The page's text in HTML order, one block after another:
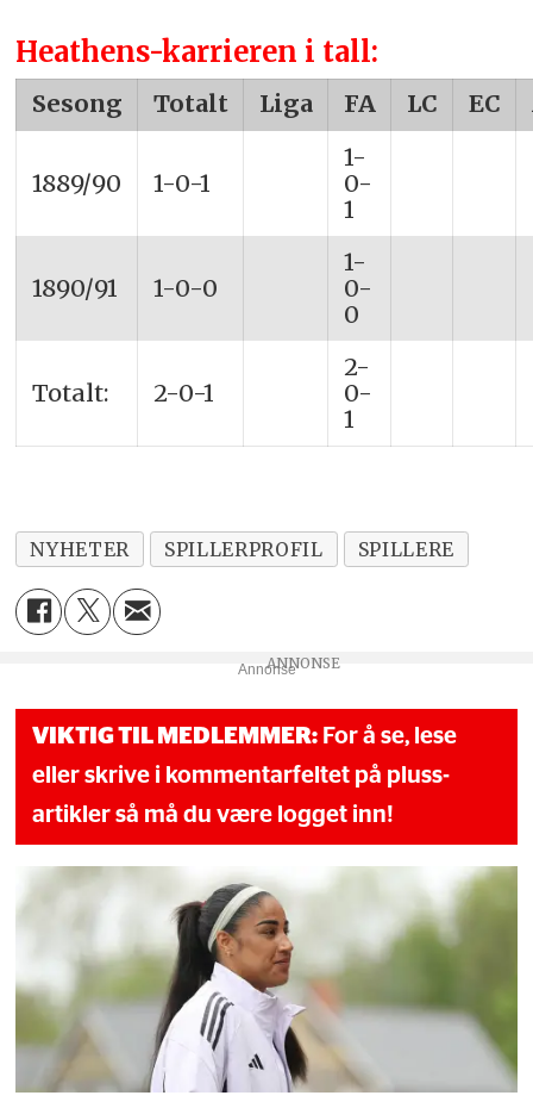
Heathens-karrieren i tall:
Sesong Totalt Liga FA LC EC
1889/90 1-0-1
1-
0-
1
1890/91 1-0-0
1-
0-
0
Totalt: 2-0-1
2-
0-
1
NYHETER SPILLERPROFIL SPILLERE
Annonse
VIKTIG TIL MEDLEMMER: For å se, lese
eller skrive i kommentarfeltet på pluss-
artikler så må du være logget inn!